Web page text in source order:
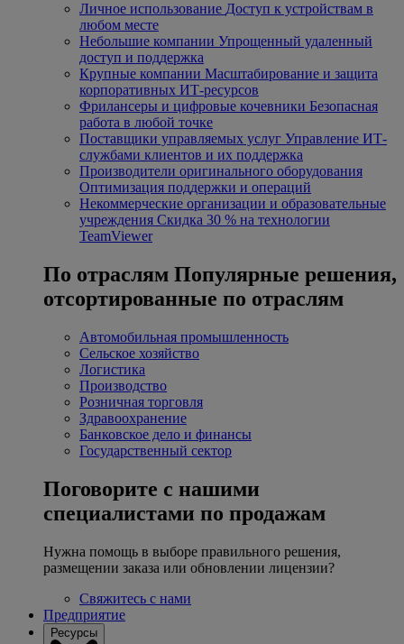
Личное использование Доступ к устройствам в
любом месте
Небольшие компании Упрощенный удаленный
доступ и поддержка
Крупные компании Масштабирование и защита
корпоративных ИТ-ресурсов
Фрилансеры и цифровые кочевники Безопасная
работа в любой точке
Поставщики управляемых услуг Управление ИТ-
службами клиентов и их поддержка
Производители оригинального оборудования
Оптимизация поддержки и операций
Некоммерческие организации и образовательные
учреждения Скидка 30 % на технологии
TeamViewer
По отраслям Популярные решения,
отсортированные по отраслям
Автомобильная промышленность
Сельское хозяйство
Логистика
Производство
Розничная торговля
Здравоохранение
Банковское дело и финансы
Государственный сектор
Поговорите с нашими
специалистами по продажам
Нужна помощь в выборе правильного решения,
размещении заказа или обновлении лицензии?
Свяжитесь с нами
Предприятие
Ресурсы